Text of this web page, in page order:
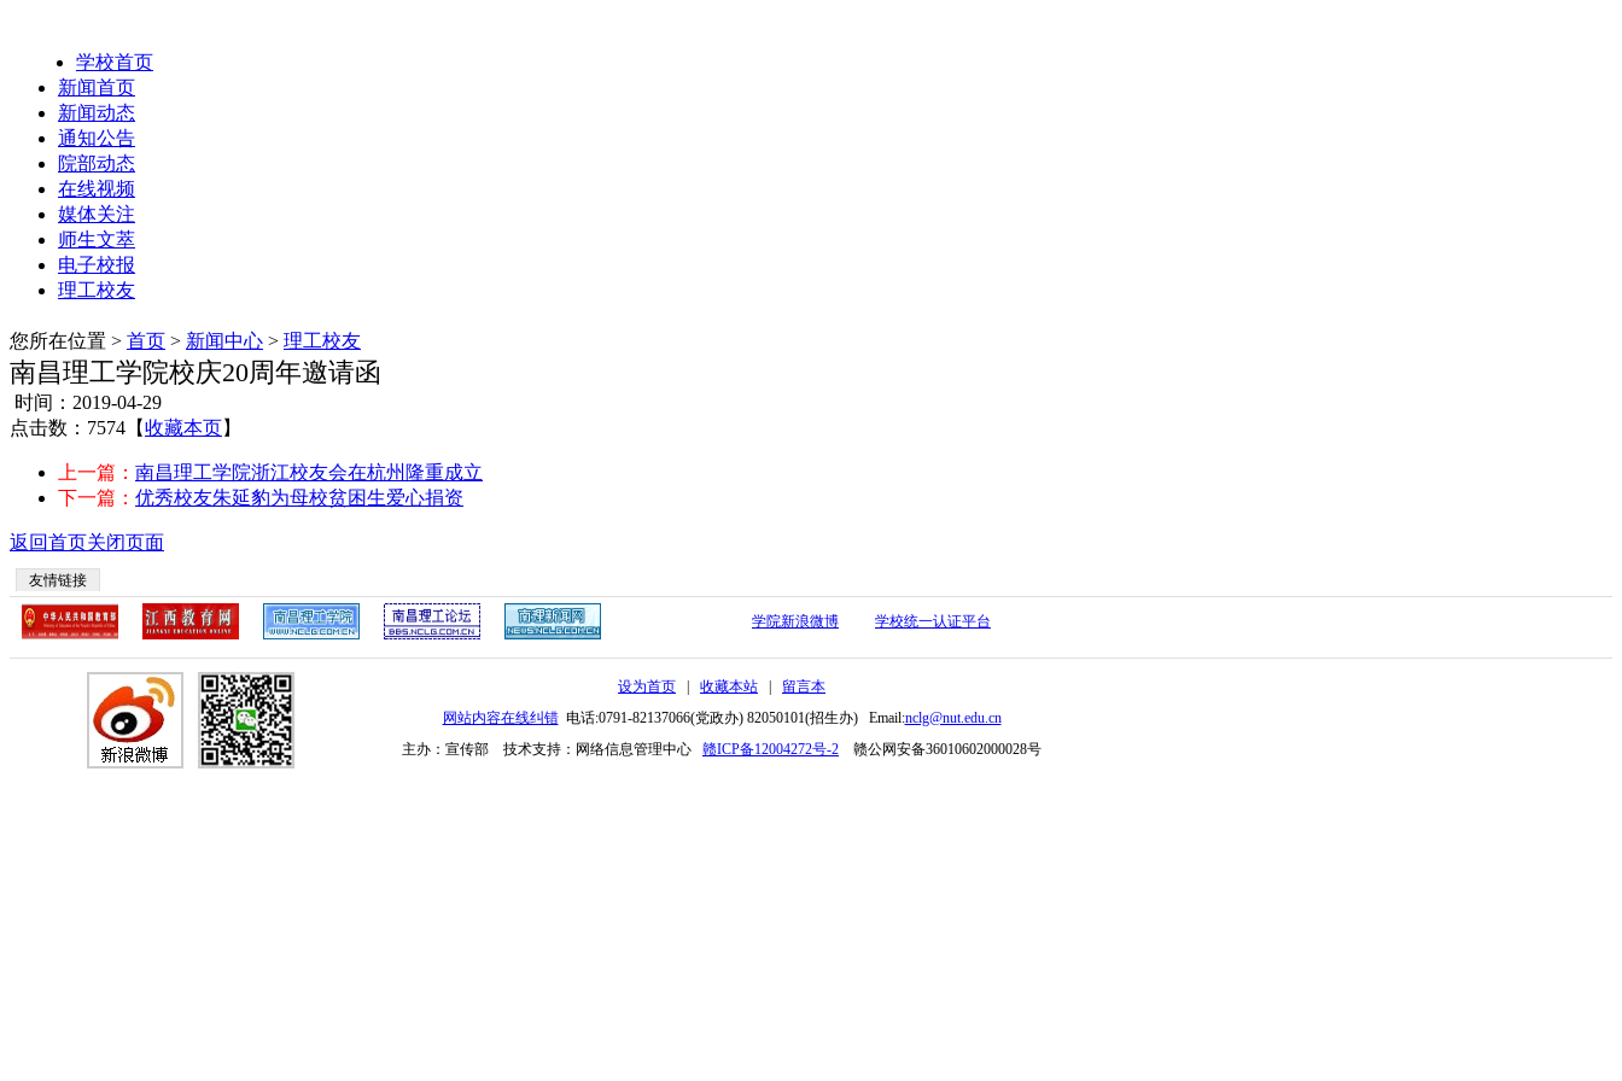
学校首页
新闻首页
新闻动态
通知公告
院部动态
在线视频
媒体关注
师生文萃
电子校报
理工校友
您所在位置 > 首页 > 新闻中心 > 理工校友
南昌理工学院校庆20周年邀请函
时间：2019-04-29
点击数：7574 【收藏本页】
上一篇： 南昌理工学院浙江校友会在杭州隆重成立
下一篇： 优秀校友朱延豹为母校贫困生爱心捐资
返回首页关闭页面
友情链接
学院新浪微博 学校统一认证平台
设为首页 收藏本站
留言本
网站内容在线纠错电话:0791-82137066(党政办) 82050101(招生办) Email:nclg@nut.edu.cn
主办：宣传部 技术支持：网络信息管理中心 赣ICP备12004272号-2 赣公网安备36010602000028号